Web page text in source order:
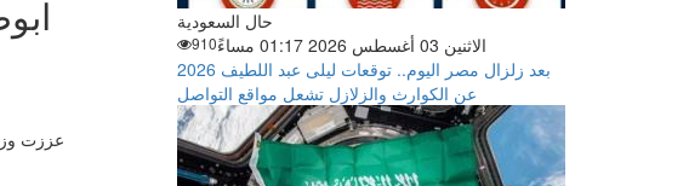
حال السعودية
الاثنين 03 أغسطس 2026 01:17 مساءً
910
بعد زلزال مصر اليوم.. توقعات ليلى عبد اللطيف 2026
عن الكوارث والزلازل تشعل مواقع التواصل